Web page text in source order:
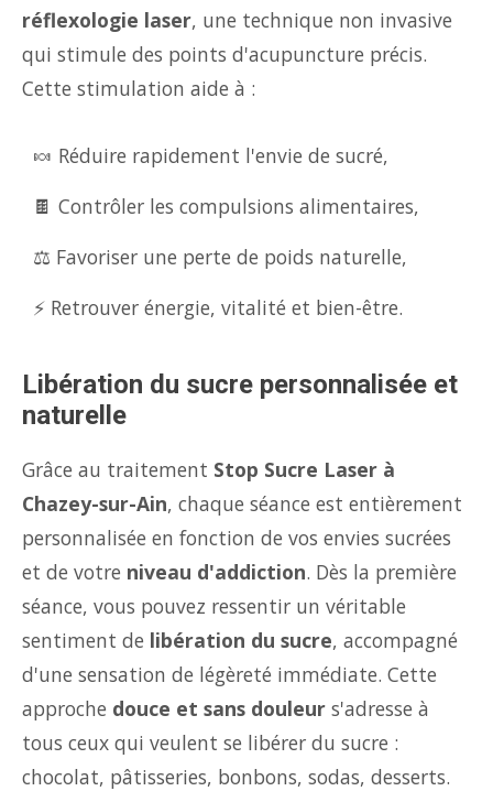
réflexologie laser, une technique non invasive
qui stimule des points d'acupuncture précis.
Cette stimulation aide à :
🍬 Réduire rapidement l'envie de sucré,
🍫 Contrôler les compulsions alimentaires,
⚖️ Favoriser une perte de poids naturelle,
⚡ Retrouver énergie, vitalité et bien-être.
Libération du sucre personnalisée et
naturelle
Grâce au traitement Stop Sucre Laser à
Chazey-sur-Ain, chaque séance est entièrement
personnalisée en fonction de vos envies sucrées
et de votre niveau d'addiction. Dès la première
séance, vous pouvez ressentir un véritable
sentiment de libération du sucre, accompagné
d'une sensation de légèreté immédiate. Cette
approche douce et sans douleur s'adresse à
tous ceux qui veulent se libérer du sucre :
chocolat, pâtisseries, bonbons, sodas, desserts.